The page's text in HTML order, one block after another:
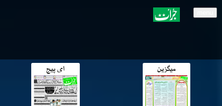
میگزین ای پیج